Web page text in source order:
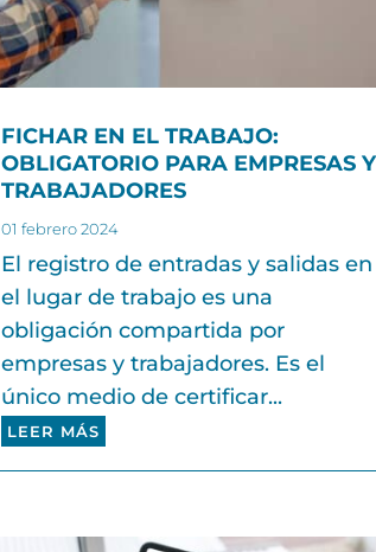
FICHAR EN EL TRABAJO:
OBLIGATORIO PARA EMPRESAS Y
TRABAJADORES
01 febrero 2024
El registro de entradas y salidas en
el lugar de trabajo es una
obligación compartida por
empresas y trabajadores. Es el
único medio de certificar...
LEER MÁS